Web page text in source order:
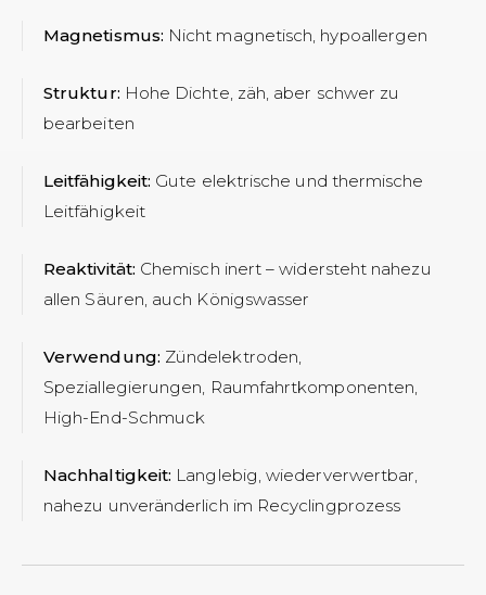
Magnetismus: Nicht magnetisch, hypoallergen
Struktur: Hohe Dichte, zäh, aber schwer zu
bearbeiten
Leitfähigkeit: Gute elektrische und thermische
Leitfähigkeit
Reaktivität: Chemisch inert – widersteht nahezu
allen Säuren, auch Königswasser
Verwendung: Zündelektroden,
Speziallegierungen, Raumfahrtkomponenten,
High-End-Schmuck
Nachhaltigkeit: Langlebig, wiederverwertbar,
nahezu unveränderlich im Recyclingprozess